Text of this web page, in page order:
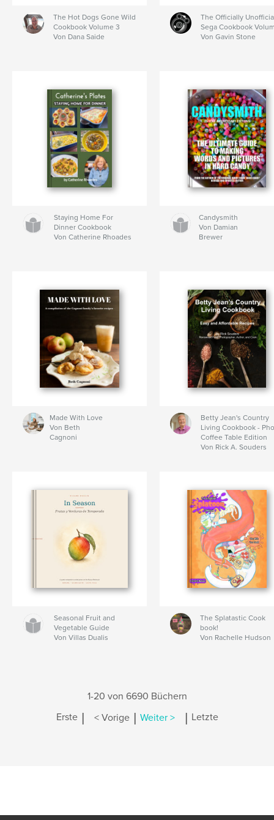
The Hot Dogs Gone Wild
Cookbook Volume 3
Von Dana Saide
The Officially
Sega Cookbook
Von Gavin Stone
Staying Home For
Dinner Cookbook
Von Catherine Rhoades
Candysmith
Von Damian
Brewer
Made With Love
Von Beth
Cagnoni
Betty Jean's Country
Living Cookbook -
Coffee Table Edition
Von Rick A. Souders
Seasonal Fruit and
Vegetable Guide
Von Villas Dualis
The Splatastic Cook
book!
Von Rachelle Hudson
1-20 von 6690 Büchern
Erste | < Vorige | Weiter > | Letzte